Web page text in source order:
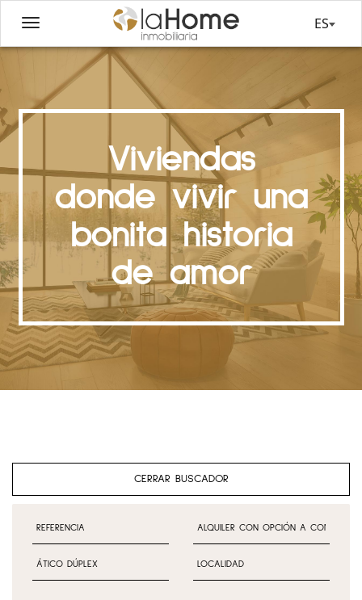
ES
Viviendas
donde vivir una
bonita historia
de amor
CERRAR BUSCADOR